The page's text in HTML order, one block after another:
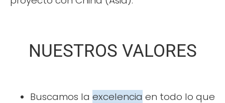
NUESTROS VALORES
Buscamos la excelencia en todo lo que